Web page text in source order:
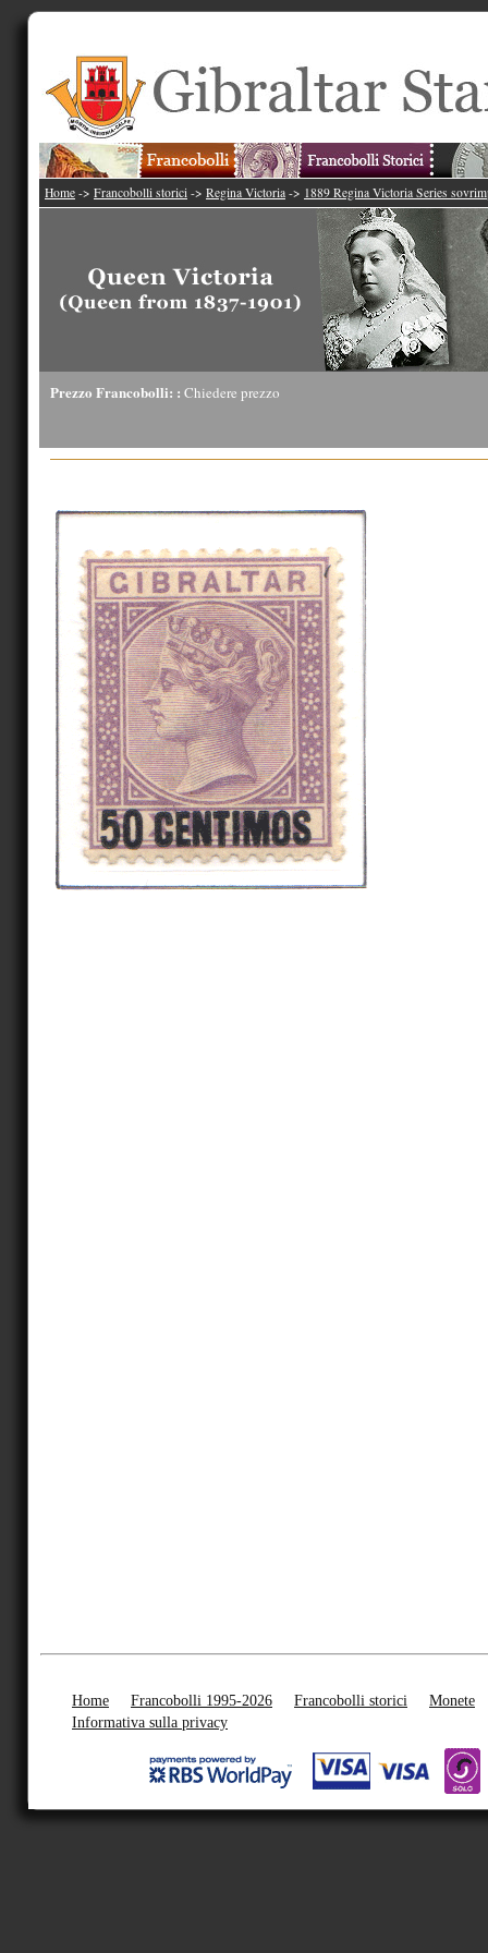
Home -> Francobolli storici -> Regina Victoria -> 1889 Regina Victoria Series
Prezzo Francobolli: : Chiedere prezzo
Home Francobolli 1995-2026 Francobolli storici
Monete
Informativa sulla privacy